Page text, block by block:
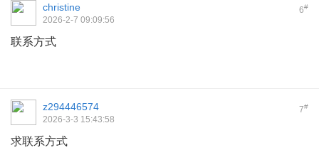
6#
christine
2026-2-7 09:09:56
联系方式
7#
z294446574
2026-3-3 15:43:58
求联系方式